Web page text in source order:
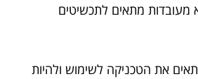
מעובדות מתאים לתכשיטים
את הטכניקה לשימוש ולהיות